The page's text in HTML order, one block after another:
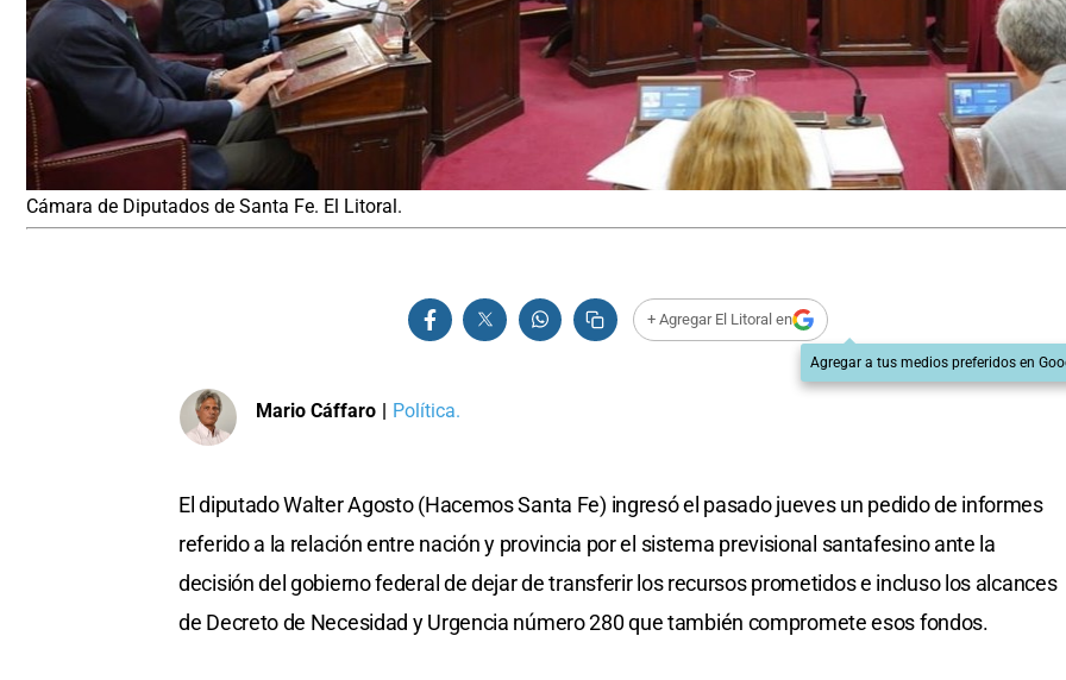
Cámara de Diputados de Santa Fe. El Litoral.
+ Agregar El Litoral en
Agregar a tus medios preferidos en
Mario Cáffaro | Política.
El diputado Walter Agosto (Hacemos Santa Fe) ingresó el pasado jueves un pedido de informes
referido a la relación entre nación y provincia por el sistema previsional santafesino ante la
decisión del gobierno federal de dejar de transferir los recursos prometidos e incluso los alcances
de Decreto de Necesidad y Urgencia número 280 que también compromete esos fondos.